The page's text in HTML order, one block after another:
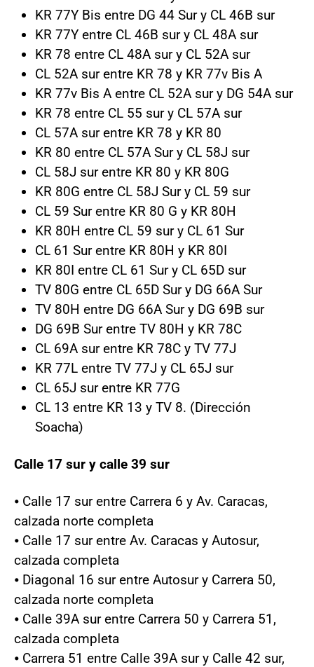
KR 77Y Bis entre DG 44 Sur y CL 46B sur
KR 77Y entre CL 46B sur y CL 48A sur
KR 78 entre CL 48A sur y CL 52A sur
CL 52A sur entre KR 78 y KR 77v Bis A
KR 77v Bis A entre CL 52A sur y DG 54A sur
KR 78 entre CL 55 sur y CL 57A sur
CL 57A sur entre KR 78 y KR 80
KR 80 entre CL 57A Sur y CL 58J sur
CL 58J sur entre KR 80 y KR 80G
KR 80G entre CL 58J Sur y CL 59 sur
CL 59 Sur entre KR 80 G y KR 80H
KR 80H entre CL 59 sur y CL 61 Sur
CL 61 Sur entre KR 80H y KR 80I
KR 80I entre CL 61 Sur y CL 65D sur
TV 80G entre CL 65D Sur y DG 66A Sur
TV 80H entre DG 66A Sur y DG 69B sur
DG 69B Sur entre TV 80H y KR 78C
CL 69A sur entre KR 78C y TV 77J
KR 77L entre TV 77J y CL 65J sur
CL 65J sur entre KR 77G
CL 13 entre KR 13 y TV 8. (Dirección
Soacha)
Calle 17 sur y calle 39 sur
⦁ Calle 17 sur entre Carrera 6 y Av. Caracas,
calzada norte completa
⦁ Calle 17 sur entre Av. Caracas y Autosur,
calzada completa
⦁ Diagonal 16 sur entre Autosur y Carrera 50,
calzada norte completa
⦁ Calle 39A sur entre Carrera 50 y Carrera 51,
calzada completa
⦁ Carrera 51 entre Calle 39A sur y Calle 42 sur,